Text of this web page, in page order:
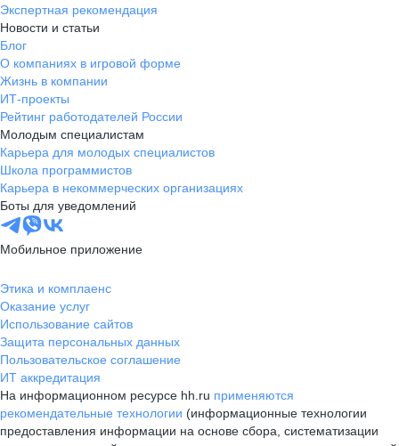
Экспертная рекомендация
Новости и статьи
Блог
О компаниях в игровой форме
Жизнь в компании
ИТ-проекты
Рейтинг работодателей России
Молодым специалистам
Карьера для молодых специалистов
Школа программистов
Карьера в некоммерческих организациях
Боты для уведомлений
Мобильное приложение
Этика и комплаенс
Оказание услуг
Использование сайтов
Защита персональных данных
Пользовательское соглашение
ИТ аккредитация
На информационном ресурсе hh.ru применяются
рекомендательные технологии (информационные технологии
предоставления информации на основе сбора, систематизации